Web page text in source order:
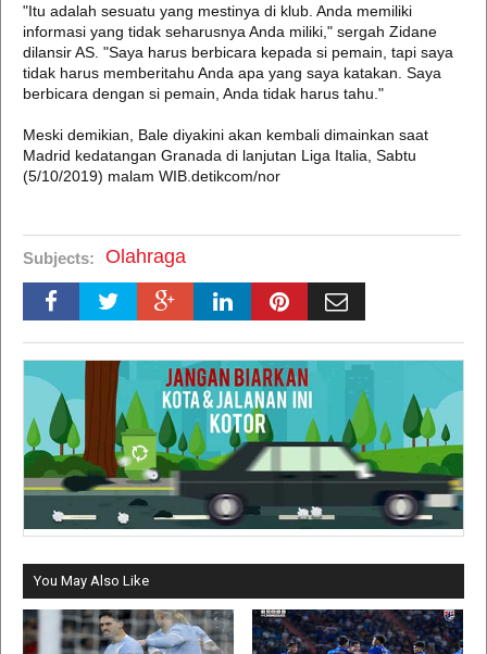
"Itu adalah sesuatu yang mestinya di klub. Anda memiliki
informasi yang tidak seharusnya Anda miliki," sergah Zidane
dilansir AS. "Saya harus berbicara kepada si pemain, tapi saya
tidak harus memberitahu Anda apa yang saya katakan. Saya
berbicara dengan si pemain, Anda tidak harus tahu."
Meski demikian, Bale diyakini akan kembali dimainkan saat
Madrid kedatangan Granada di lanjutan Liga Italia, Sabtu
(5/10/2019) malam WIB.detikcom/nor
Subjects: Olahraga
You May Also Like